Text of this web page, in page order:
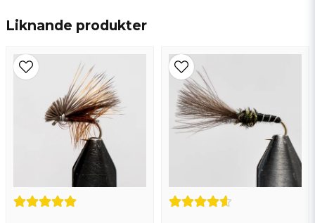
Liknande produkter
Mejladress
Ja, ni får publicera min fråga